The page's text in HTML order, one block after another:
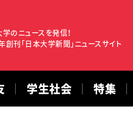
のニュースを発信！
創刊「日本大学新聞」ニュースサイト
学生社会 特集